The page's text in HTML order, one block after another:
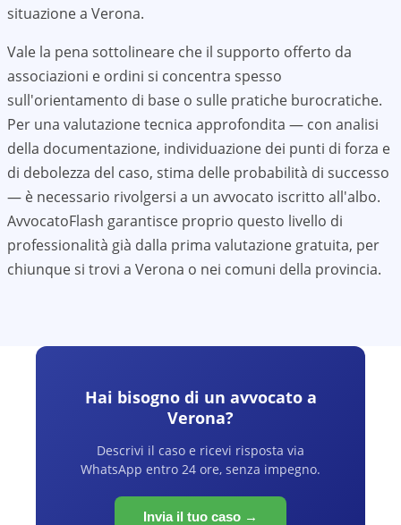
situazione a Verona.
Vale la pena sottolineare che il supporto offerto da
associazioni e ordini si concentra spesso
sull'orientamento di base o sulle pratiche burocratiche.
Per una valutazione tecnica approfondita — con analisi
della documentazione, individuazione dei punti di forza e
di debolezza del caso, stima delle probabilità di successo
— è necessario rivolgersi a un avvocato iscritto all'albo.
AvvocatoFlash garantisce proprio questo livello di
professionalità già dalla prima valutazione gratuita, per
chiunque si trovi a Verona o nei comuni della provincia.
Hai bisogno di un avvocato a
Verona?
Descrivi il caso e ricevi risposta via
WhatsApp entro 24 ore, senza impegno.
Invia il tuo caso →